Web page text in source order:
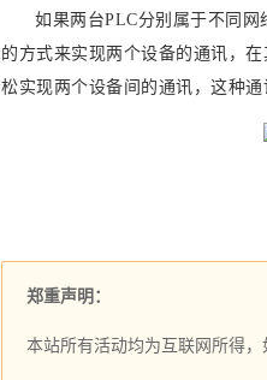
如果两台PLC分别属于不同
的方式来实现两个设备的通讯，
松实现两个设备间的通讯，这种
郑重声明：
本站所有活动均为互联网所得